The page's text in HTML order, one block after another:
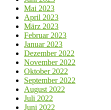
Mai 2023
April 2023
März 2023
Februar 2023
Januar 2023
Dezember 2022
November 2022
Oktober 2022
September 2022
August 2022
Juli 2022
Juni 2022